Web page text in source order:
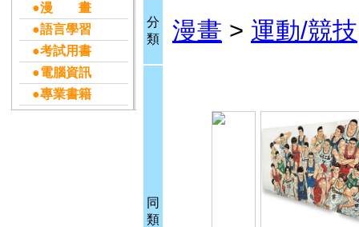
●漫 畫
●語言學習
●考試用書
●電腦資訊
●專業書籍
分
類
漫畫 > 運動/競技
同
類